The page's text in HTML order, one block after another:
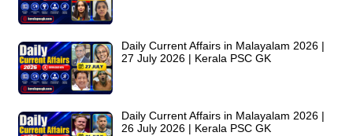
Daily Current Affairs in Malayalam 2026 |
27 July 2026 | Kerala PSC GK
Daily Current Affairs in Malayalam 2026 |
26 July 2026 | Kerala PSC GK